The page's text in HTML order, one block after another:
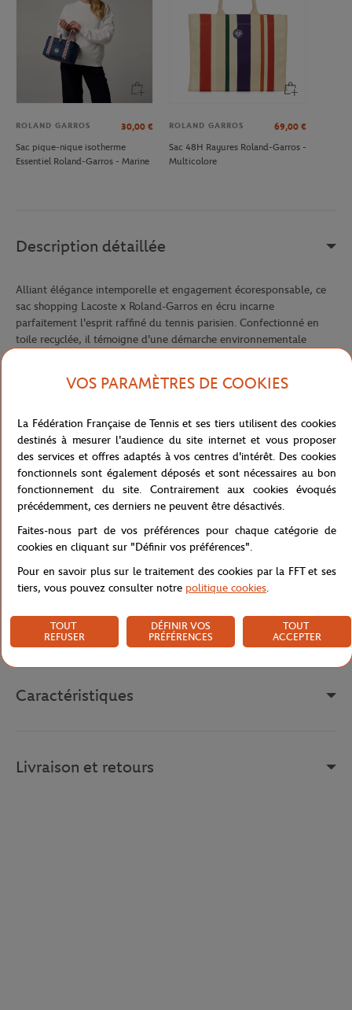
ROLAND GARROS 30,00 €
Sac pique-nique isotherme
Essentiel Roland-Garros - Marine
ROLAND GARROS 69,00 €
Sac 48H Rayures Roland-Garros -
Multicolore
Description détaillée
Alliant élégance intemporelle et engagement écoresponsable, ce
sac shopping Lacoste x Roland-Garros en écru incarne
parfaitement l'esprit raffiné du tennis parisien. Confectionné en
toile recyclée, il témoigne d'une démarche environnementale
pour vous accompagner au quotidien.
de vos affaires personnelles ou même de votre équipement sportif.
L'intérieur soigneusement organisé comprend une poche plate et
une poche zippée, permettant de ranger et d'accéder facilement à
vos objets de valeur en toute sécurité.
Particulièrement adapté aux utilisateurs connectés, ce sac peut
parfait pour une journée de travail ou d'études. Sa teinte écru
élégante et subtile, rehaussée par les signatures distinctives
Lacoste et Roland-Garros, apporte une touche de sophistication
décontractée à cet accessoire aussi pratique que stylé, idéal pour
Référence :NF4943RG-Q76-TU
Caractéristiques
Livraison et retours
VOS PARAMÈTRES DE COOKIES
La Fédération Française de Tennis et ses tiers utilisent des cookies
destinés à mesurer l'audience du site internet et vous proposer
des services et offres adaptés à vos centres d'intérêt. Des cookies
fonctionnels sont également déposés et sont nécessaires au bon
fonctionnement du site. Contrairement aux cookies évoqués
précédemment, ces derniers ne peuvent être désactivés.
Faites-nous part de vos préférences pour chaque catégorie de
cookies en cliquant sur "Définir vos préférences".
Pour en savoir plus sur le traitement des cookies par la FFT et ses
tiers, vous pouvez consulter notre politique cookies.
TOUT
REFUSER
DÉFINIR VOS
PRÉFÉRENCES
TOUT
ACCEPTER